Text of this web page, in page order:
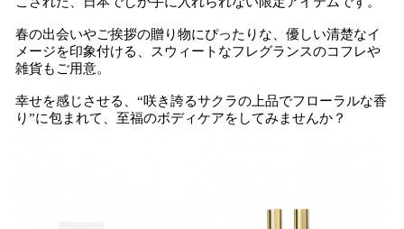
春の出会いやご挨拶の贈り物にぴったりな、優しい清楚なイ
メージを印象付ける、スウィートなフレグランスのコフレや
雑貨もご用意。
幸せを感じさせる、“咲き誇るサクラの上品でフローラルな香
り”に包まれて、至福のボディケアをしてみませんか？